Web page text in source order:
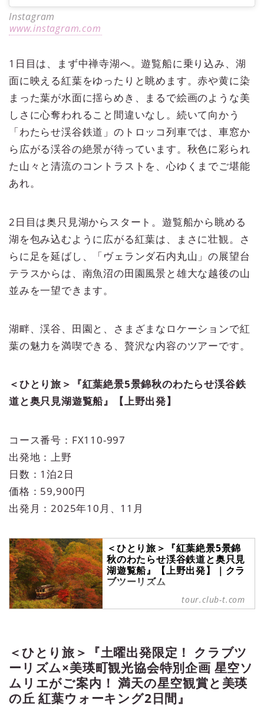
Instagram
www.instagram.com
1日目は、まず中禅寺湖へ。遊覧船に乗り込み、湖
面に映える紅葉をゆったりと眺めます。赤や黄に染
まった葉が水面に揺らめき、まるで絵画のような美
しさに心奪われること間違いなし。続いて向かう
「わたらせ渓谷鉄道」のトロッコ列車では、車窓か
ら広がる渓谷の絶景が待っています。秋色に彩られ
た山々と清流のコントラストを、心ゆくまでご堪能
あれ。
2日目は奥只見湖からスタート。遊覧船から眺める
湖を包み込むように広がる紅葉は、まさに壮観。さ
らに足を延ばし、「ヴェランダ石内丸山」の展望台
テラスからは、南魚沼の田園風景と雄大な越後の山
並みを一望できます。
湖畔、渓谷、田園と、さまざまなロケーションで紅
葉の魅力を満喫できる、贅沢な内容のツアーです。
＜ひとり旅＞『紅葉絶景5景錦秋のわたらせ渓谷鉄
道と奥只見湖遊覧船』【上野出発】
コース番号：FX110-997
出発地：上野
日数：1泊2日
価格：59,900円
出発月：2025年10月、11月
＜ひとり旅＞『紅葉絶景5景錦
秋のわたらせ渓谷鉄道と奥只見
湖遊覧船』【上野出発】｜クラ
ブツーリズム
＜ひとり旅＞『紅葉絶景5景錦秋の
わたらせ渓谷鉄道と奥只見湖遊覧
ブツーリズム。
tour.club-t.com
＜ひとり旅＞『土曜出発限定！ クラブツ
ーリズム×美瑛町観光協会特別企画 星空ソ
ムリエがご案内！ 満天の星空観賞と美瑛
の丘 紅葉ウォーキング2日間』